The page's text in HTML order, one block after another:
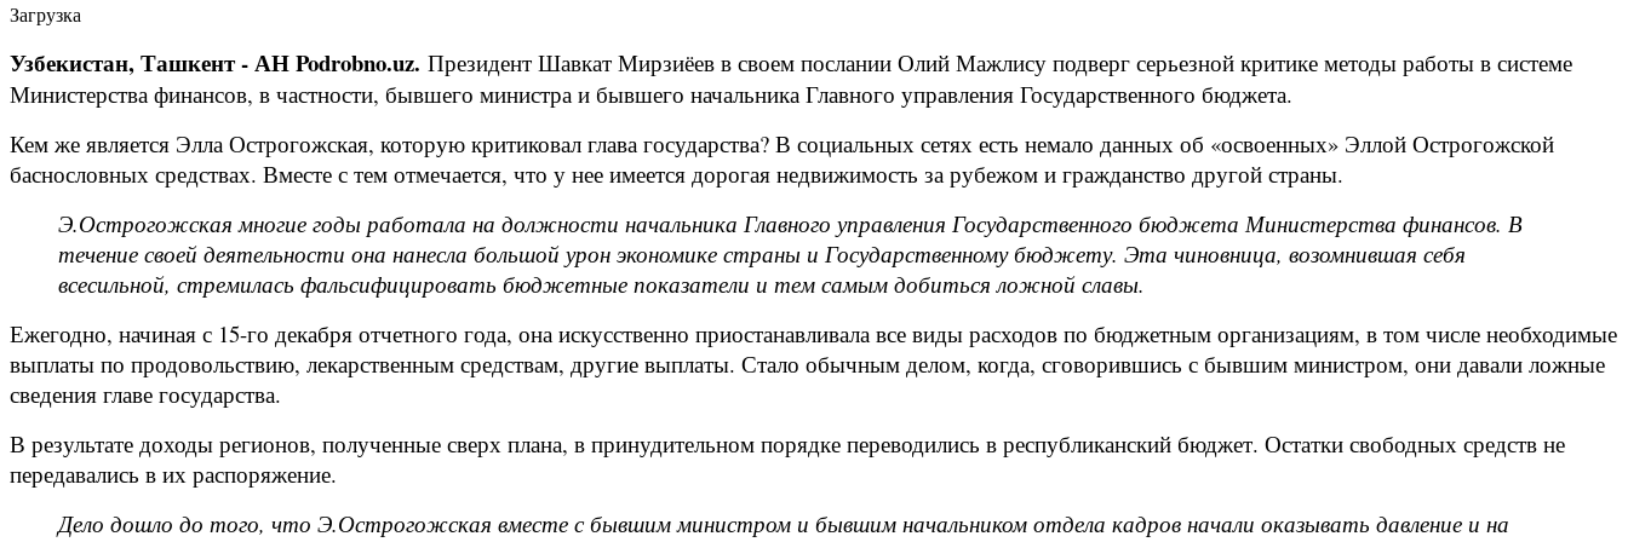
Загрузка
Узбекистан, Ташкент - АН Podrobno.uz. Президент Шавкат Мирзиёев в своем послании Олий Мажлису подверг серьезной критике методы работы в системе
Министерства финансов, в частности, бывшего министра и бывшего начальника Главного управления Государственного бюджета.
Кем же является Элла Острогожская, которую критиковал глава государства? В социальных сетях есть немало данных об «освоенных» Эллой Острогожской
баснословных средствах. Вместе с тем отмечается, что у нее имеется дорогая недвижимость за рубежом и гражданство другой страны.
Э.Острогожская многие годы работала на должности начальника Главного управления Государственного бюджета Министерства финансов. В
течение своей деятельности она нанесла большой урон экономике страны и Государственному бюджету. Эта чиновница, возомнившая себя
всесильной, стремилась фальсифицировать бюджетные показатели и тем самым добиться ложной славы.
Ежегодно, начиная с 15-го декабря отчетного года, она искусственно приостанавливала все виды расходов по бюджетным организациям, в том числе необходимые
выплаты по продовольствию, лекарственным средствам, другие выплаты. Стало обычным делом, когда, сговорившись с бывшим министром, они давали ложные
сведения главе государства.
В результате доходы регионов, полученные сверх плана, в принудительном порядке переводились в республиканский бюджет. Остатки свободных средств не
передавались в их распоряжение.
Дело дошло до того, что Э.Острогожская вместе с бывшим министром и бывшим начальником отдела кадров начали оказывать давление и на